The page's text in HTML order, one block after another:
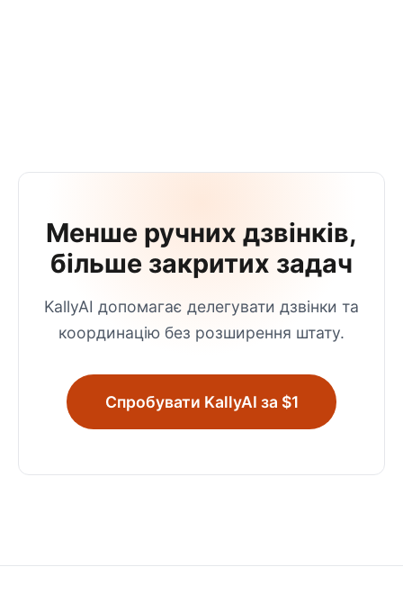
Менше ручних дзвінків,
більше закритих задач
KallyAI допомагає делегувати дзвінки та
координацію без розширення штату.
Спробувати KallyAI за $1